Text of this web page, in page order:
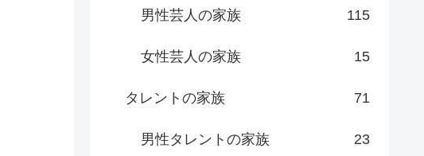
男性芸人の家族 115
女性芸人の家族 15
タレントの家族 71
男性タレントの家族 23